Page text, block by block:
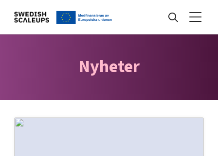
Kunskapsbank
Nyheter